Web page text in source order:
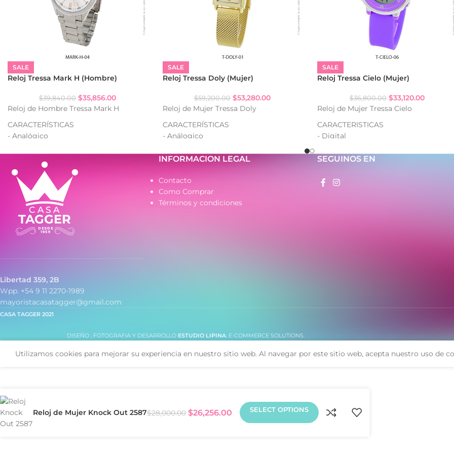
SALE
Reloj Tressa Mark H (Hombre)
$39,840.00 $35,856.00
Reloj de Hombre Tressa Mark H
CARACTERÍSTICAS
- Analógico
- Malla de metal
SALE
Reloj Tressa Doly (Mujer)
$59,200.00 $53,280.00
Reloj de Mujer Tressa Doly
CARACTERÍSTICAS
- Análogico
- Cuadrante decorado
- Malla tejida de metal
SALE
Reloj Tressa Cielo (Mujer)
$36,800.00 $33,120.00
Reloj de Mujer Tressa Cielo
CARACTERISTICAS
- Digital
- Luz backlight
- Alarma
Libertad 359, 2B
Wpp. +54 9 11 2270-1989
mayoristacasatagger@gmail.com
INFORMACION LEGAL
Contacto
Como Comprar
Términos y condiciones
SEGUINOS EN
CASA TAGGER 2021
DISEÑO , FOTOGRAFIA Y DESARROLLO ESTUDIO LIPINA. E-COMMERCE SOLUTIONS.
Utilizamos cookies para mejorar su experiencia en nuestro sitio web. Al navegar por este sitio web, acepta nuestro uso de
Reloj de Mujer Knock Out 2587$28,000.00 $26,256.00 SELECT OPTIONS